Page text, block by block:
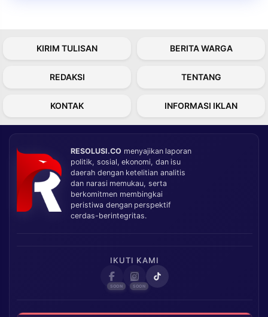
KIRIM TULISAN BERITA WARGA
REDAKSI TENTANG
KONTAK INFORMASI IKLAN
RESOLUSI.CO menyajikan laporan
politik, sosial, ekonomi, dan isu
daerah dengan ketelitian analitis
dan narasi memukau, serta
berkomitmen membingkai
peristiwa dengan perspektif
cerdas-berintegritas.
IKUTI KAMI